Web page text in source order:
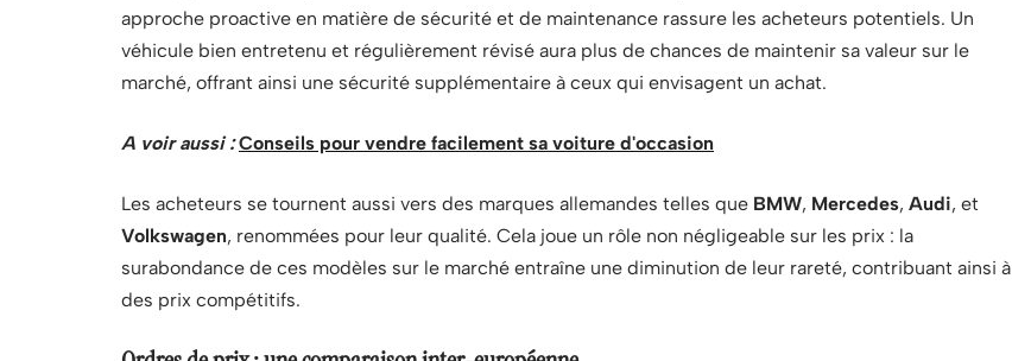
approche proactive en matière de sécurité et de maintenance rassure les acheteurs potentiels. Un
véhicule bien entretenu et régulièrement révisé aura plus de chances de maintenir sa valeur sur le
marché, offrant ainsi une sécurité supplémentaire à ceux qui envisagent un achat.
A voir aussi : Conseils pour vendre facilement sa voiture d'occasion
Les acheteurs se tournent aussi vers des marques allemandes telles que BMW, Mercedes, Audi, et
Volkswagen, renommées pour leur qualité. Cela joue un rôle non négligeable sur les prix : la
surabondance de ces modèles sur le marché entraîne une diminution de leur rareté, contribuant ainsi à
des prix compétitifs.